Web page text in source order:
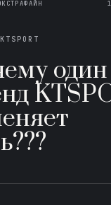
один